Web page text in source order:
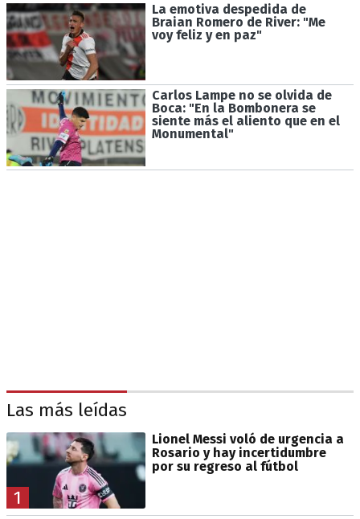
La emotiva despedida de
Braian Romero de River: "Me
voy feliz y en paz"
Carlos Lampe no se olvida de
Boca: "En la Bombonera se
siente más el aliento que en el
Monumental"
Las más leídas
1
Lionel Messi voló de urgencia a
Rosario y hay incertidumbre
por su regreso al fútbol